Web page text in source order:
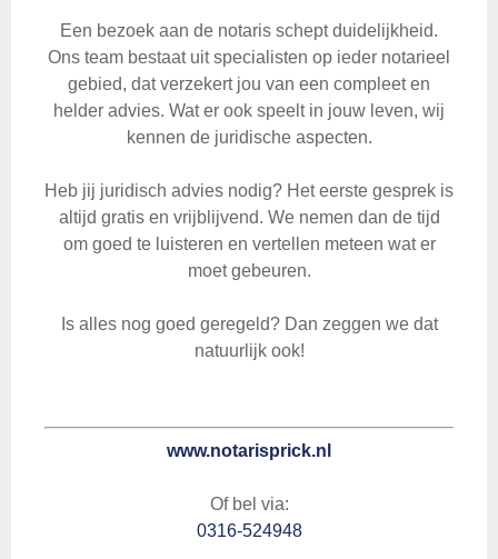
Een bezoek aan de notaris schept duidelijkheid.
Ons team bestaat uit specialisten op ieder notarieel
gebied, dat verzekert jou van een compleet en
helder advies. Wat er ook speelt in jouw leven, wij
kennen de juridische aspecten.
Heb jij juridisch advies nodig? Het eerste gesprek is
altijd gratis en vrijblijvend. We nemen dan de tijd
om goed te luisteren en vertellen meteen wat er
moet gebeuren.
Is alles nog goed geregeld? Dan zeggen we dat
natuurlijk ook!
www.notarisprick.nl
Of bel via:
0316-524948